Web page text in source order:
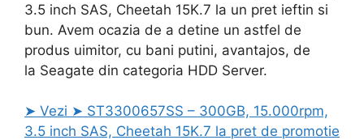
3.5 inch SAS, Cheetah 15K.7 la un pret ieftin si
bun. Avem ocazia de a detine un astfel de
produs uimitor, cu bani putini, avantajos, de
la Seagate din categoria HDD Server.
➤ Vezi ➤ ST3300657SS – 300GB, 15.000rpm,
3.5 inch SAS, Cheetah 15K.7 la pret de promotie